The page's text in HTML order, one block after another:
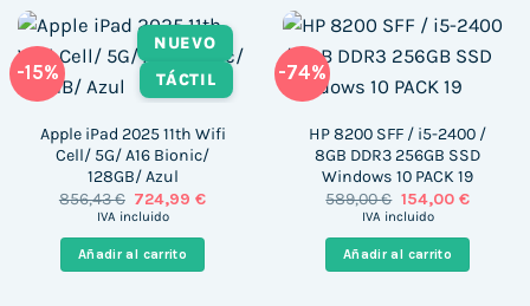
-15%
NUEVO
TÁCTIL
Apple iPad 2025 11th Wifi
Cell/ 5G/ A16 Bionic/
128GB/ Azul
856,43€ El
precio
era:
856,43 €.
724,99€El
IVA incluido
Añadir al carrito
-74%
HP 8200 SFF / i5-2400 /
8GB DDR3 256GB SSD
Windows 10 PACK 19
589,00€ El
precio
era:
589,00 €.
154,00 €El
es:
154,00
IVA incluido
Añadir al carrito